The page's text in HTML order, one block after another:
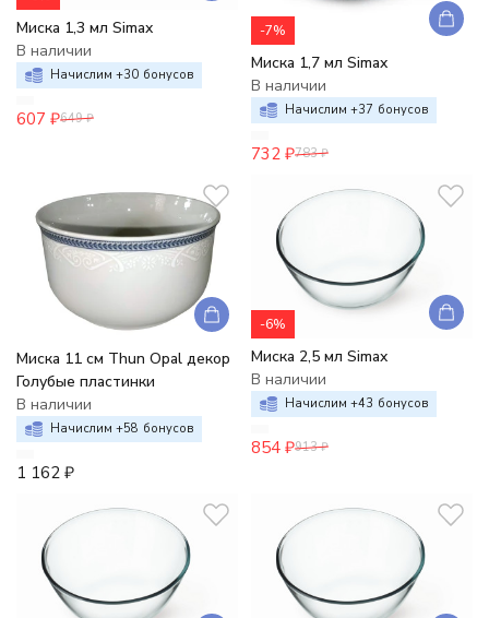
Миска 1,3 мл Simax
В наличии
Начислим +30 бонусов
607 ₽649 ₽
-7%
Миска 1,7 мл Simax
В наличии
Начислим +37 бонусов
732 ₽783 ₽
Миска 11 см Thun Opal декор
Голубые пластинки
В наличии
Начислим +58 бонусов
1 162 ₽
-6%
Миска 2,5 мл Simax
В наличии
Начислим +43 бонусов
854 ₽913 ₽